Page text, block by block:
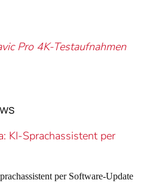
Pro 4K-Testaufnahmen
per Software-Update